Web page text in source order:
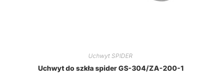
Uchwyt SPIDER
Uchwyt do szkła spider GS-304/ZA-200-1